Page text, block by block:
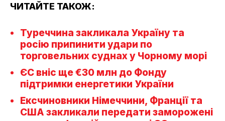
ЧИТАЙТЕ ТАКОЖ:
Туреччина закликала Україну та
росію припинити удари по
торговельних суднах у Чорному морі
ЄС вніс ще €30 млн до Фонду
підтримки енергетики України
Ексчиновники Німеччини, Франції та
США закликали передати заморожені